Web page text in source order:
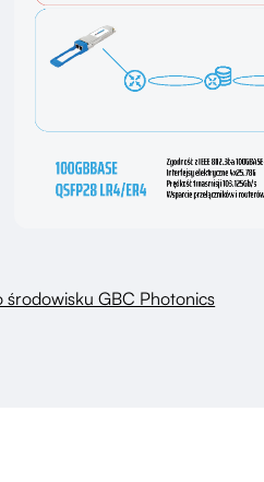
środowisku GBC Photonics